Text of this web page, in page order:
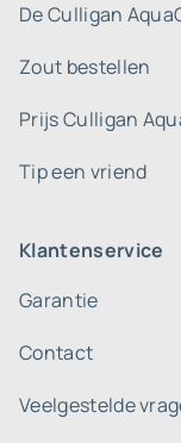
De Culligan
Zout bestellen
Prijs Culligan
Tip een vriend
Klantenservice
Garantie
Contact
Veelgestelde